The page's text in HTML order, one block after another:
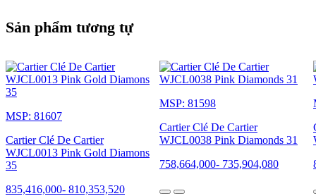
Sản phẩm tương tự
MSP: 81607
Cartier Clé De Cartier
WJCL0013 Pink Gold Diamons
35
835,416,000- 810,353,520
MSP: 81598
Cartier Clé De Cartier
WJCL0038 Pink Diamonds 31
758,664,000- 735,904,080